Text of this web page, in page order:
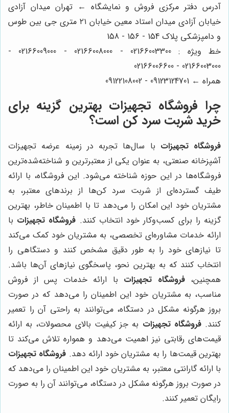
آدرس دفتر مرکزی فروش و نمایشگاه ← تهران میدان آزادی
خیابان آزادی میدان استاد معین خیابان ۲۱ متری جی بین طوس
و دامپزشکی پلاک 154 - 156 - 158
خط ویژه : 02166003300 - 02166008000 - 02166009000 -
02166003000 - 02166006600
همراه ← 09123124701 - 09122108002
چرا فروشگاه تجهیزات بهترین گزینه برای
خرید شربت سرد کن است؟
فروشگاه تجهیزات با سال‌ها تجربه در زمینه عرضه تجهیزات
آشپزخانه صنعتی، به عنوان یکی از معتبرترین و شناخته‌شده‌ترین
فروشگاه‌ها در این حوزه شناخته می‌شود. این فروشگاه، با ارائه
طیف گسترده‌ای از شربت سرد کن‌ها از برندهای معتبر، به
مشتریان خود این امکان را می‌دهد تا با اطمینان خاطر، بهترین
گزینه را برای کسب‌وکار خود انتخاب کنند. فروشگاه تجهیزات با
ارائه خدمات مشاوره‌ای تخصصی، به مشتریان خود کمک می‌کند
تا نیازهای خود را به طور دقیق مشخص کنند و دستگاهی را
انتخاب کنند که به بهترین نحو، پاسخگوی نیازهای آن‌ها باشد.
همچنین،فروشگاه تجهیزات با ارائه خدمات پس از فروش
مناسب، به مشتریان خود این اطمینان را می‌دهد که در صورت
بروز هرگونه مشکل در دستگاه، می‌توانند به راحتی آن را تعمیر
کنند.فروشگاه تجهیزات به جز کیفیت بالای محصولات، به ارائه
قیمت‌های رقابتی نیز اهمیت می‌دهد و همواره تلاش می‌کند تا
بهترین قیمت‌ها را به مشتریان خود ارائه دهد. فروشگاه تجهیزات
با ارائه گارانتی معتبر، به مشتریان خود این اطمینان را می‌دهد که
در صورت بروز هرگونه مشکل در دستگاه، می‌توانند آن را به صورت
رایگان تعمیر کنند.